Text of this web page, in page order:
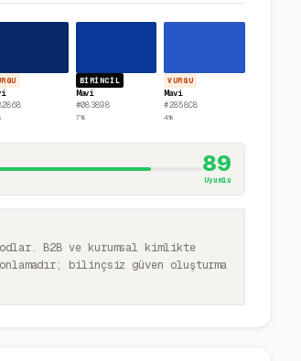
BIRINCIL
Mavi
#083898
7%
VURGU
Mavi
#2858C8
4%
89
Uyumlu
B2B ve kurumsal kimlikte
bilinçsiz güven oluşturma